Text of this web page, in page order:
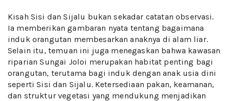
Kisah Sisi dan Sijalu bukan sekadar catatan observasi.
Ia memberikan gambaran nyata tentang bagaimana
induk orangutan membesarkan anaknya di alam liar.
Selain itu, temuan ini juga menegaskan bahwa kawasan
riparian Sungai Joloi merupakan habitat penting bagi
orangutan, terutama bagi induk dengan anak usia dini
seperti Sisi dan Sijalu. Ketersediaan pakan, keamanan,
dan struktur vegetasi yang mendukung menjadikan